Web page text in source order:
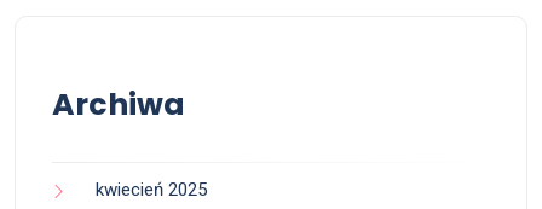
Archiwa
kwiecień 2025